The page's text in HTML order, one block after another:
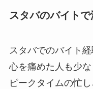
スタバのバイト
スタバでのバイト
心を痛めた人も少な
ピークタイムの忙